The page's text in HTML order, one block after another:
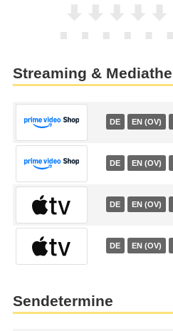
Streaming &
DE EN (OV)
DE EN (OV)
DE EN (OV)
DE EN (OV)
Sendetermine